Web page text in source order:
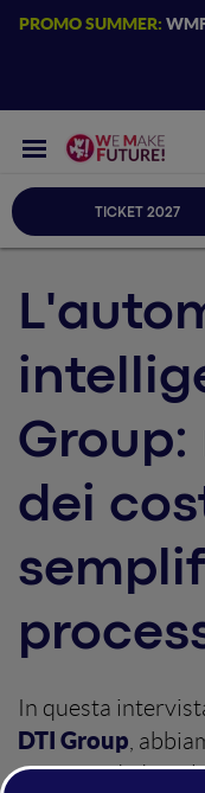
PROMO SUMMER:
TICKET 2027
Group:
dei
In questa
DTI Group ,
esigenze di